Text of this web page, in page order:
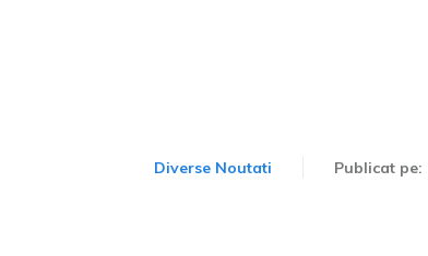
Diverse Noutati Publicat pe: